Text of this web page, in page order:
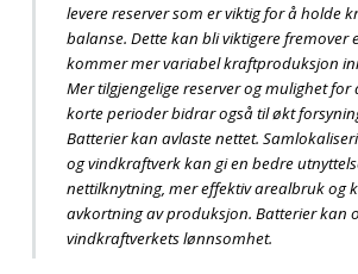
levere reserver som er viktig for å holde
balanse. Dette kan bli viktigere fremover
kommer mer variabel kraftproduksjon
Mer tilgjengelige reserver og mulighet for
korte perioder bidrar også til økt
Batterier kan avlaste nettet.
og vindkraftverk kan gi en bedre
nettilknytning, mer effektiv arealbruk og
avkortning av produksjon. Batterier kan
vindkraftverkets lønnsomhet.